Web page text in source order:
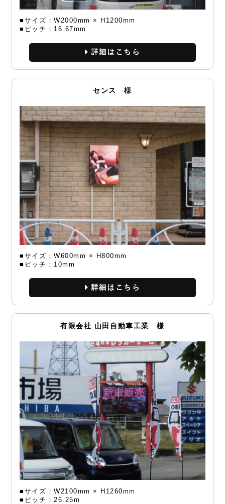
■サイズ：W2000mm × H1200mm
■ピッチ：16.67mm
詳細
センス 様
■サイズ：W600mm × H800mm
■ピッチ：10mm
詳細
有限会社 山田自動車工業 様
■サイズ：W2100mm × H1260mm
■ピッチ：26.25m